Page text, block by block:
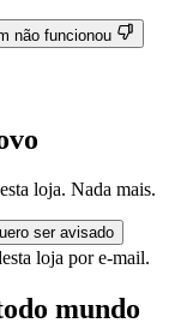
não funcionou
loja. Nada mais.
ser avisado
loja por e-mail.
mundo